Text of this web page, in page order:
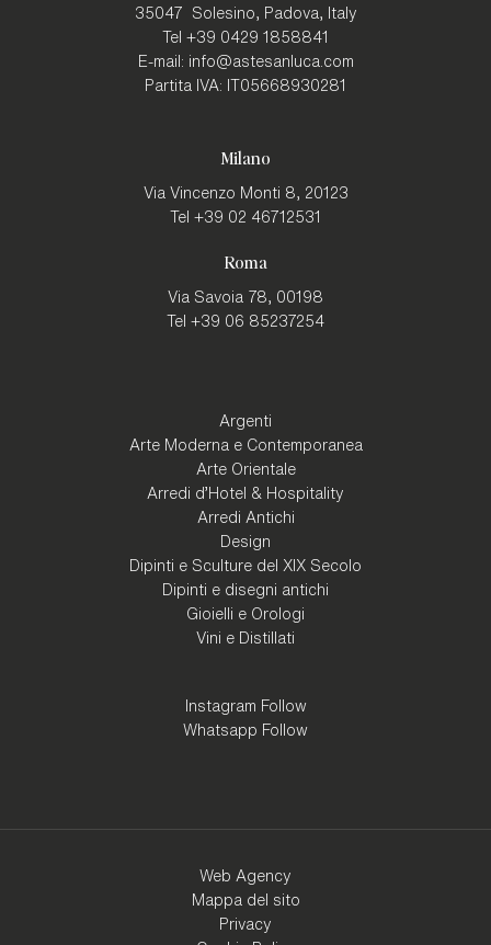
35047 Solesino, Padova Italy
Tel +39 0429 1858841
E-mail: info@astesanluca.com
Partita IVA: IT05668930281
Milano
Via Vincenzo Monti 8, 20123
Tel +39 02 46712531
Roma
Via Savoia 78, 00198
Tel +39 06 85237254
Argenti
Arte Moderna e Contemporanea
Arte Orientale
Arredi d'Hotel & Hospitality
Arredi Antichi
Design
Dipinti e Sculture del XIX Secolo
Dipinti e disegni antichi
Gioielli e Orologi
Vini e Distillati
Instagram Follow
Whatsapp Follow
Web Agency
Mappa del sito
Privacy